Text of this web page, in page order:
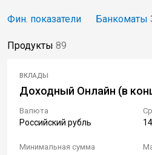
Фин. показатели Банкоматы
Продукты 89
ВКЛАДЫ
Доходный Онлайн (в
Валюта
Российский рубль
Минимальная сумма